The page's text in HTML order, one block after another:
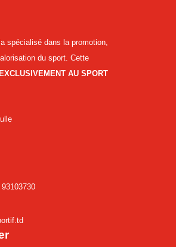
spécialisé dans la promotion,
du sport. Cette
EXCLUSIVEMENT AU SPORT
93103730